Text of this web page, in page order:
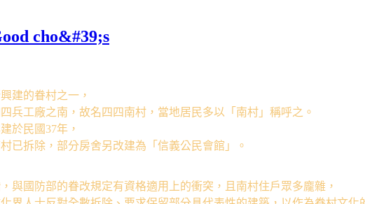
cho&#39;s
建的眷村之一，
兵工廠之南，故名四四南村，當地居民多以「南村」稱呼之。
於民國37年，
已拆除，部分房舍另改建為「信義公民會館」。
與國防部的眷改規定有資格適用上的衝突，且南村住戶眾多龐雜，